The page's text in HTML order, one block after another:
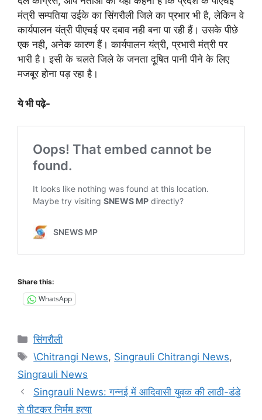
मंत्री सम्पतिया उईके का सिंगरौली जिले का प्रभार भी है, लेकिन वे
कार्यपालन यंत्री पीएचई पर दबाव नही बना पा रही हैं। उसके पीछे
एक नही, अनेक कारण हैं। कार्यपालन यंत्री, प्रभारी मंत्री पर
भारी है। इसी के चलते जिले के जनता दूषित पानी पीने के लिए
मजबूर होना पड़ रहा है।
ये भी पढ़े-
Share this:
WhatsApp
Categories
सिंगरौली
Tags
\Chitrangi News, Singrauli Chitrangi News,
Singrauli News
Singrauli News: गन्नई में आदिवासी युवक की लाठी-डंडे
से पीटकर निर्मम हत्या